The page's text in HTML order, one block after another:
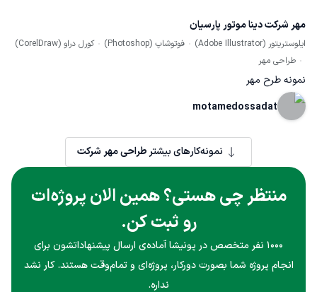
مهر شرکت دینا موتور پارسیان
ایلوستریتور (Adobe Illustrator) فوتوشاپ (Photoshop)
کورل دراو (CorelDraw)
طراحی مهر
نمونه طرح مهر
motamedossadat
نمونه‌کارهای بیشتر طراحی مهر شرکت
منتظر چی هستی؟ همین الان پروژه‌ات
رو ثبت کن.
۱۰۰۰ نفر متخصص در پونیشا آماده‌ی ارسال پیشنهاداتشون برای
انجام پروژه شما بصورت دورکار، پروژه‌ای و تمام‌وقت هستند. کار نشد
نداره.